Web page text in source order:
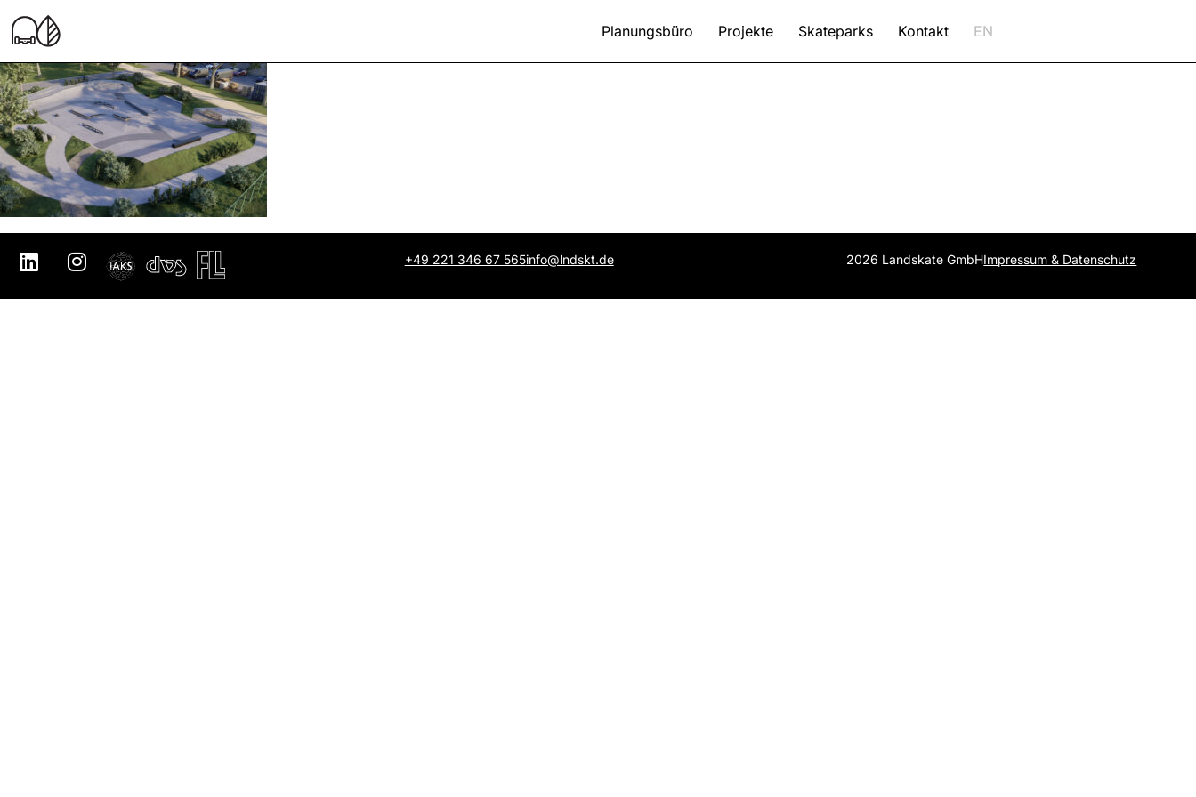
Planungsbüro Projekte Skateparks Kontakt EN
+49 221 346 67 565info@lndskt.de 2026 Landskate GmbHImpressum & Datenschutz